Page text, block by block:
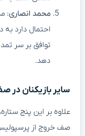
محمد انصاری:
احتمال دارد
توافق بر سر
دهد.
سایر بازیکنان در
علاوه بر این پنج
صف خروج از پرسپولیس